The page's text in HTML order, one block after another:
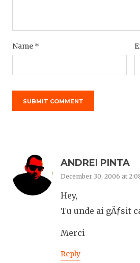
Name *
ANDREI PINTA
December 30, 2006 at
Hey,
Tu unde ai gÄƒsit
Merci
Reply